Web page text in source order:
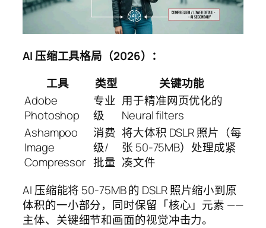
AI 压缩工具格局（2026）：
工具
类型
关键功能
Adobe
Photoshop
专业
级
用于精准网页优化的
Neural filters
Ashampoo
Image
Compressor
消费
级/
批量
将大体积 DSLR 照片（每
张 50-75MB）处理成紧
凑文件
AI 压缩能将 50-75MB 的 DSLR 照片缩小到原
体积的一小部分，同时保留「核心」元素 ——
主体、关键细节和画面的视觉冲击力。